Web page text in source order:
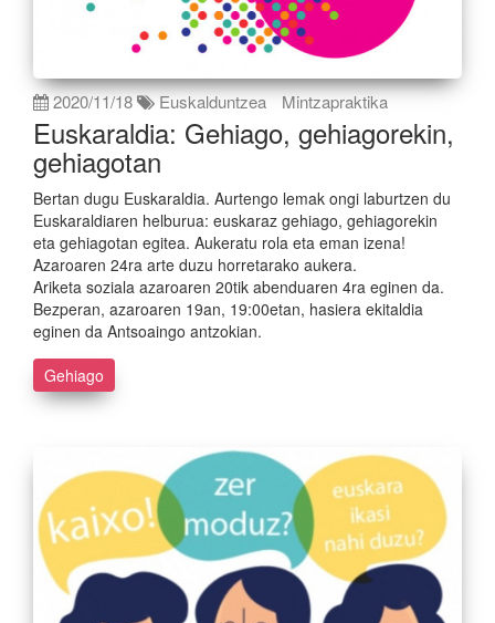
2020/11/18 Euskalduntzea Mintzapraktika
Euskaraldia: Gehiago, gehiagorekin,
gehiagotan
Bertan dugu Euskaraldia. Aurtengo lemak ongi laburtzen du
Euskaraldiaren helburua: euskaraz gehiago, gehiagorekin
eta gehiagotan egitea. Aukeratu rola eta eman izena!
Azaroaren 24ra arte duzu horretarako aukera.
Ariketa soziala azaroaren 20tik abenduaren 4ra eginen da.
Bezperan, azaroaren 19an, 19:00etan, hasiera ekitaldia
eginen da Antsoaingo antzokian.
Gehiago